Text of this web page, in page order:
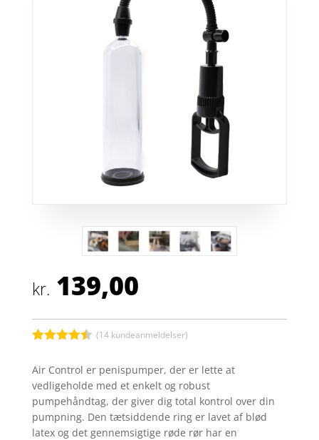
kr. 139,00
ud af 5
baseret
på
kundebedø
mmelser
(14 kundeanmeldelser)
Air Control er penispumper, der er lette at
vedligeholde med et enkelt og robust
pumpehåndtag, der giver dig total kontrol over din
pumpning. Den tætsiddende ring er lavet af blød
latex og det gennemsigtige røde rør har en